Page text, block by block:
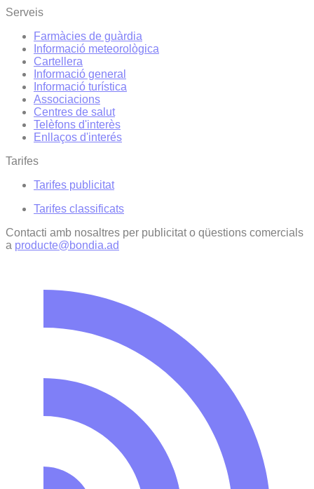
Serveis
Farmàcies de guàrdia
Informació meteorològica
Cartellera
Informació general
Informació turística
Associacions
Centres de salut
Telèfons d'interès
Enllaços d'interés
Tarifes
Tarifes publicitat
Tarifes classificats
Contacti amb nosaltres per publicitat o qüestions comercials
a producte@bondia.ad